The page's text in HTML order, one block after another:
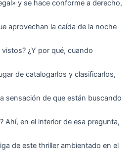
y se hace conforme a derecho,
aprovechan la caída de la noche
¿Y por qué, cuando
de catalogarlos y clasificarlos,
sensación de que están buscando
Ahí, en el interior de esa pregunta,
de este thriller ambientado en el